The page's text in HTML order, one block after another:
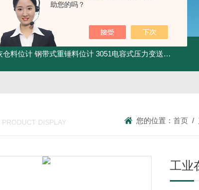
助您的吗？
仓料位计 钢带式重锤料位计 3051电容式压力变送器
PRODUCT DISPLAY 您的位置： 首页 /
工业